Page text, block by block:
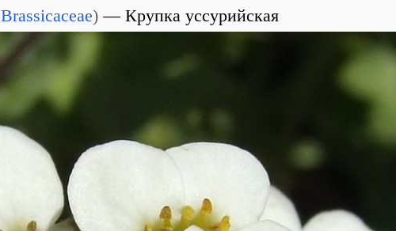
Brassicaceae) Крупка уссурийская